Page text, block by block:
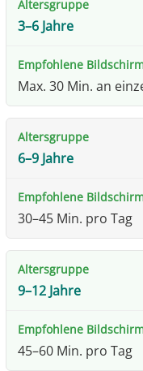
3–6 Jahre
Max. 30 Min. an
6–9 Jahre
30–45 Min. pro Tag
9–12 Jahre
45–60 Min. pro Tag